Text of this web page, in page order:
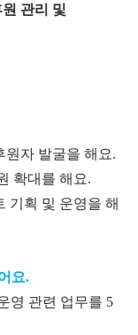
관리 및
자 발굴을 해요.
확대를 해요.
기획 및 운영을 해
요.
영 관련 업무를 5